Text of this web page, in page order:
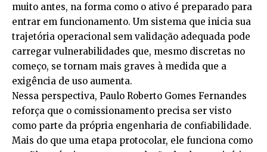
muito antes, na forma como o ativo é preparado para
entrar em funcionamento. Um sistema que inicia sua
trajetória operacional sem validação adequada pode
carregar vulnerabilidades que, mesmo discretas no
começo, se tornam mais graves à medida que a
exigência de uso aumenta.
Nessa perspectiva, Paulo Roberto Gomes Fernandes
reforça que o comissionamento precisa ser visto
como parte da própria engenharia de confiabilidade.
Mais do que uma etapa protocolar, ele funciona como